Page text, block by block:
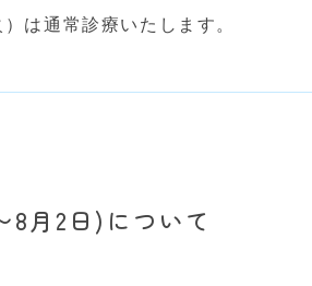
は通常診療いたします。
8月2日)について